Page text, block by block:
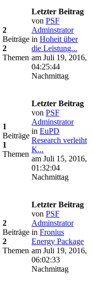
2
Beiträge
2
Themen
Letzter Beitrag
von PSF
Adminstrator
in Hoheit über
die Leistung...
am Juli 19, 2016,
04:25:44
Nachmittag
1
Beiträge
1
Themen
Letzter Beitrag
von PSF
Adminstrator
in EuPD
Research verleiht
K...
am Juli 15, 2016,
01:32:04
Nachmittag
2
Beiträge
2
Themen
Letzter Beitrag
von PSF
Adminstrator
in Fronius
Energy Package
am Juli 19, 2016,
06:02:33
Nachmittag